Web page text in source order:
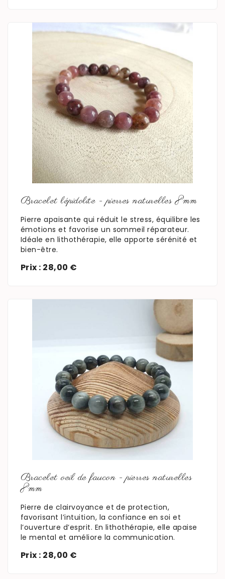
Bracelet lépidolite - pierres naturelles 8mm
Pierre apaisante qui réduit le stress, équilibre les
émotions et favorise un sommeil réparateur.
Idéale en lithothérapie, elle apporte sérénité et
bien-être.
Prix : 28,00 €
En savoir plus
Bracelet oeil de faucon - pierres naturelles
8mm
Pierre de clairvoyance et de protection,
favorisant l’intuition, la confiance en soi et
l’ouverture d’esprit. En lithothérapie, elle apaise
le mental et améliore la communication.
Prix : 28,00 €
En savoir plus